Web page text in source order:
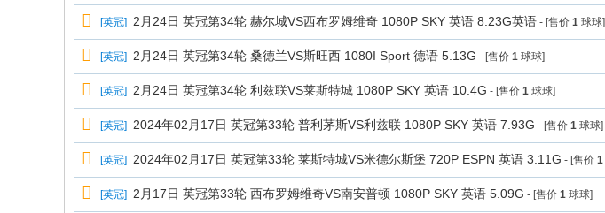
[英冠] 2月24日 英冠第34轮 赫尔城VS西布罗姆维奇 1080P SKY 英语 8.23G英语 - [售价 1 球球]
[英冠] 2月24日 英冠第34轮 桑德兰VS斯旺西 1080I Sport 德语 5.13G - [售价 1 球球]
[英冠] 2月24日 英冠第34轮 利兹联VS莱斯特城 1080P SKY 英语 10.4G - [售价 1 球球]
[英冠] 2024年02月17日 英冠第33轮 普利茅斯VS利兹联 1080P SKY 英语 7.93G - [售价 1 球球]
[英冠] 2024年02月17日 英冠第33轮 莱斯特城VS米德尔斯堡 720P ESPN 英语 3.11G - [售价 1
[英冠] 2月17日 英冠第33轮 西布罗姆维奇VS南安普顿 1080P SKY 英语 5.09G - [售价 1 球球]